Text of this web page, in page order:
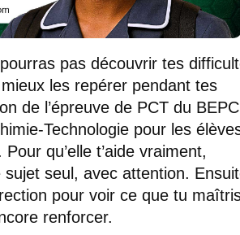
pas découvrir tes
les repérer pendant tes
de l’épreuve de PCT du
Technologie pour les
qu’elle t’aide vraiment,
seul, avec attention.
pour voir ce que tu
renforcer.